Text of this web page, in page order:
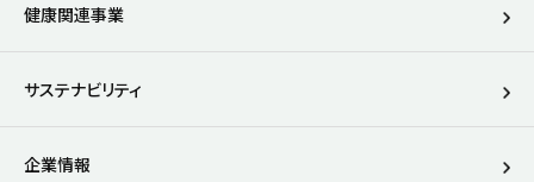
健康関連事業
サステナビリティ
企業情報